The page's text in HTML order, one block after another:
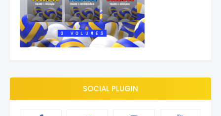
SOCIAL PLUGIN